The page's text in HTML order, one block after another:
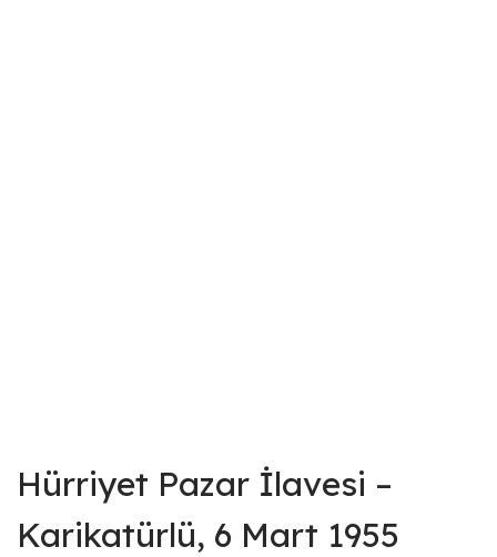
Hürriyet Pazar İlavesi –
Karikatürlü, 6 Mart 1955